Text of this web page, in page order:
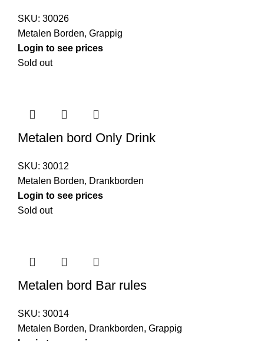
SKU: 30026
Metalen Borden, Grappig
Login to see prices
Sold out
Metalen bord Only Drink
SKU: 30012
Metalen Borden, Drankborden
Login to see prices
Sold out
Metalen bord Bar rules
SKU: 30014
Metalen Borden, Drankborden, Grappig